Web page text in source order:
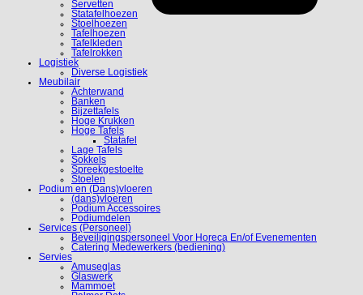
Servetten
Statafelhoezen
Stoelhoezen
Tafelhoezen
Tafelkleden
Tafelrokken
Logistiek
Diverse Logistiek
Meubilair
Achterwand
Banken
Bijzettafels
Hoge Krukken
Hoge Tafels
Statafel
Lage Tafels
Sokkels
Spreekgestoelte
Stoelen
Podium en (Dans)vloeren
(dans)vloeren
Podium Accessoires
Podiumdelen
Services (Personeel)
Beveiligingspersoneel Voor Horeca En/of Evenementen
Catering Medewerkers (bediening)
Servies
Amuseglas
Glaswerk
Mammoet